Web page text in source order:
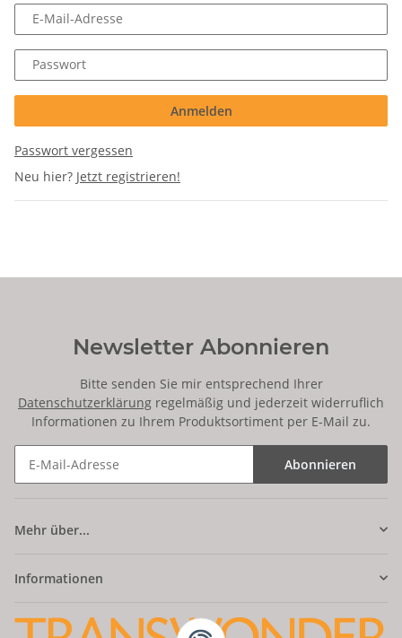
E-Mail-Adresse
Passwort
Anmelden
Passwort vergessen
Neu hier? Jetzt registrieren!
Newsletter Abonnieren
Bitte senden Sie mir entsprechend Ihrer
Datenschutzerklärung regelmäßig und jederzeit widerruflich
Informationen zu Ihrem Produktsortiment per E-Mail zu.
Abonnieren
Mehr über...
Informationen